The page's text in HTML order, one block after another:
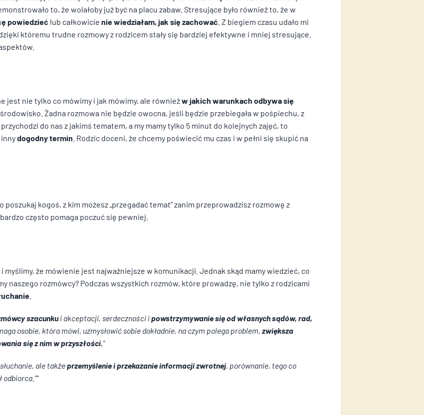
to, że wolałoby już być na placu zabaw. Stresujące było również to, że w
powiedzieć lub całkowicienie wiedziałam, jak się zachować . Z biegiem czasu udało mi
któremu trudne rozmowy z rodzicem stały się bardziej efektywne i mniej stresujące.
jest nie tylko co mówimy i jak mówimy, ale równieżw jakich warunkach odbywa się
środowisko. Żadna rozmowa nie będzie owocna, jeśli będzie przebiegała w pośpiechu, z
do nas z jakimś tematem, a my mamy tylko 5 minut do kolejnych zajęć, to
innydogodny termin . Rodzic doceni, że chcemy poświecić mu czas i w pełni się skupić na
kogoś, z kim możesz „przegadać temat” zanim przeprowadzisz rozmowę z
bardzo często pomaga poczuć się pewniej.
i myślimy, że mówienie jest najważniejsze w komunikacji. Jednak skąd mamy wiedzieć, co
naszego rozmówcy? Podczas wszystkich rozmów, które prowadzę, nie tylko z rodzicami
szacunkui akceptacji, serdeczności ipowstrzymywanie się od własnych sądów, rad,
osobie, która mówi, uzmysłowić sobie dokładnie, na czym polega problem,zwiększa
się z nim w przyszłości.
ale takżeprzemyślenie i przekazanie informacji zwrotnej, porównanie, tego co
odbiorca.”
treści i reklam, aby oferować funkcje społecznościowe i analizować ruch w
z naszej witryny, udostępniamy partnerom społecznościowym, reklamowym i
te informacje z innymi danymi otrzymanymi od Ciebie lub uzyskanymi podczas korzystania z
znaczenie dla podstawowych funkcji witryny i witryna nie będzie działać w zamierzony sposób
żadnych danych umożliwiających identyfikację osoby.